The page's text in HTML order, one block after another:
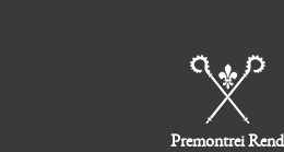
Premontrei Rend